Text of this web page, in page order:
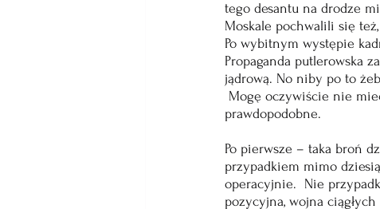
tego desantu na drodze
Moskale pochwalili się
Po wybitnym występie
Propaganda putlerowska
jądrową. No niby po to
Mogę oczywiście nie
prawdopodobne.
Po pierwsze – taka broń
przypadkiem mimo
operacyjnie.  Nie
pozycyjna, wojna